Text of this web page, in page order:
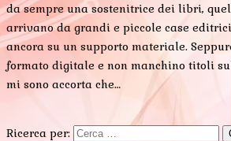
da sempre una sostenitrice dei libri,
arrivano da grandi e piccole case
ancora su un supporto materiale.
formato digitale e non manchino titoli
mi sono accorta che…
Ricerca per: